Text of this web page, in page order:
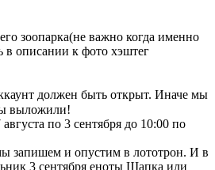
зоопарка(не важно когда именно
в описании к фото хэштег
должен быть открыт. Иначе мы
выложили! ⠀⠀⠀
по 3 сентября до 10:00 по
запишем и опустим в лототрон. И в
3 сентября еноты Шапка или